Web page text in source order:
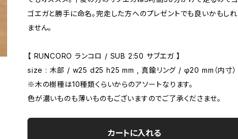
ゴエガと勝手に命名。完走した方へのプレゼントでも良いかもしれ
ません。
【 RUNCORO ランコロ / SUB 2:50 サブエガ 】
size : 木部 / w25 d25 h25 mm , 真鍮リング / φ20 mm（内寸）
※木の樹種は10種類くらいからのアソートなります。
色が濃いものも薄いものもございますのでご了承くださませ。
カートに入れる